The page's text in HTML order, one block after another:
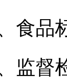
食品
监督